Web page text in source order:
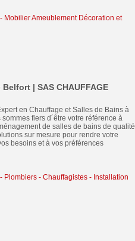
- Mobilier Ameublement Décoration et
| SAS CHAUFFAGE
en Chauffage et Salles de Bains à
fiers d´être votre référence à
de salles de bains de qualité
sur mesure pour rendre votre
besoins et à vos préférences
- Plombiers - Chauffagistes - Installation